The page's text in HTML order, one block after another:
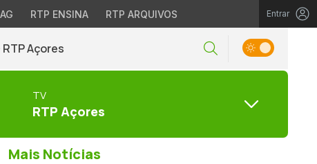
RTP ENSINA RTP ARQUIVOS Entrar
RTP Açores
TV
RTP Açores
Mais Notícias